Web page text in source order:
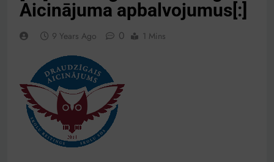
Aicinājuma apbalvojumus[:]
9 Years Ago 0 1 Mins